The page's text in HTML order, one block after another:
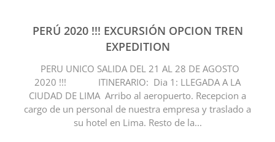
PERÚ 2020 !!! EXCURSIÓN OPCION TREN
EXPEDITION
PERU UNICO SALIDA DEL 21 AL 28 DE AGOSTO
2020 !!! ITINERARIO: Dia 1: LLEGADA A LA
CIUDAD DE LIMA Arribo al aeropuerto. Recepcion a
cargo de un personal de nuestra empresa y traslado a
su hotel en Lima. Resto de la...